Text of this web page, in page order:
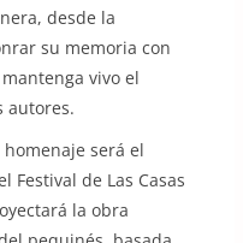
desde la
su memoria con
vivo el
autores.
homenaje será el
Festival de Las Casas
la obra